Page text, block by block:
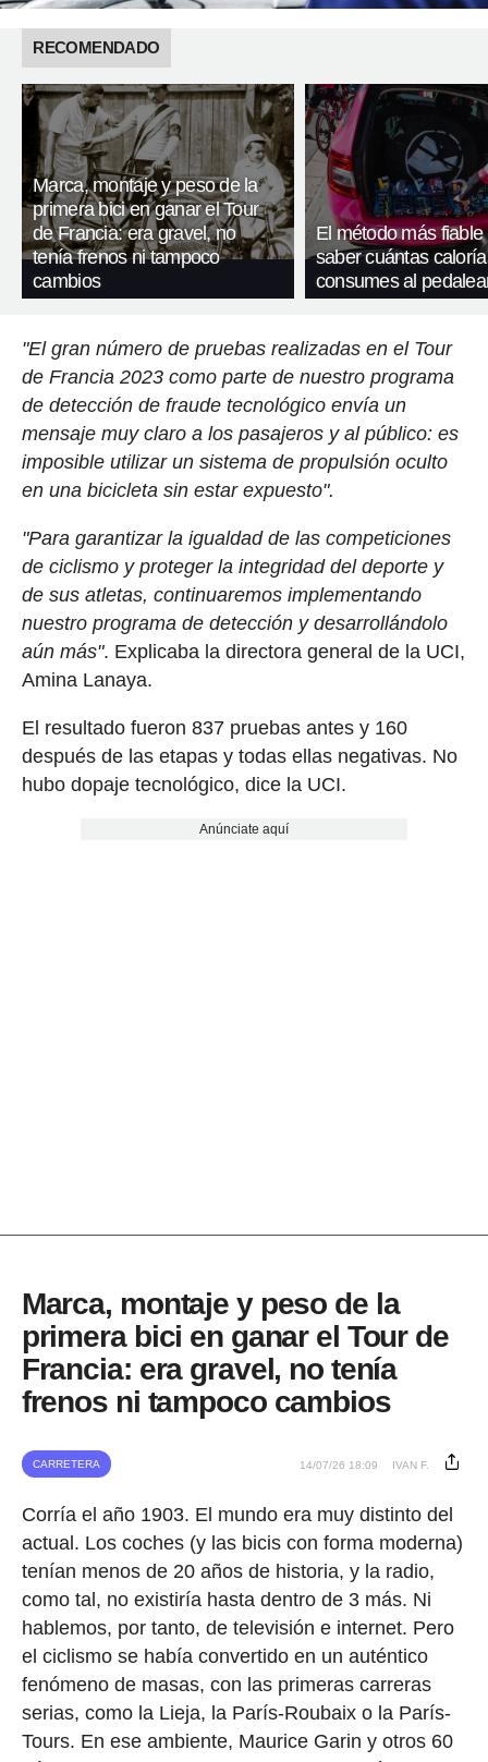
RECOMENDADO
Marca, montaje y peso de la
primera bici en ganar el Tour
de Francia: era gravel, no
tenía frenos ni tampoco
cambios
El método más fiable
saber cuántas
consumes al
"El gran número de pruebas realizadas en el Tour
de Francia 2023 como parte de nuestro programa
de detección de fraude tecnológico envía un
mensaje muy claro a los pasajeros y al público: es
imposible utilizar un sistema de propulsión oculto
en una bicicleta sin estar expuesto".
"Para garantizar la igualdad de las competiciones
de ciclismo y proteger la integridad del deporte y
de sus atletas, continuaremos implementando
nuestro programa de detección y desarrollándolo
aún más". Explicaba la directora general de la UCI,
Amina Lanaya.
El resultado fueron 837 pruebas antes y 160
después de las etapas y todas ellas negativas. No
hubo dopaje tecnológico, dice la UCI.
Anúnciate aquí
Marca, montaje y peso de la
primera bici en ganar el Tour de
Francia: era gravel, no tenía
frenos ni tampoco cambios
CARRETERA 14/07/26 18:09 IVAN F.
Corría el año 1903. El mundo era muy distinto del
actual. Los coches (y las bicis con forma moderna)
tenían menos de 20 años de historia, y la radio,
como tal, no existiría hasta dentro de 3 más. Ni
hablemos, por tanto, de televisión e internet. Pero
el ciclismo se había convertido en un auténtico
fenómeno de masas, con las primeras carreras
serias, como la Lieja, la París-Roubaix o la París-
Tours. En ese ambiente, Maurice Garin y otros 60